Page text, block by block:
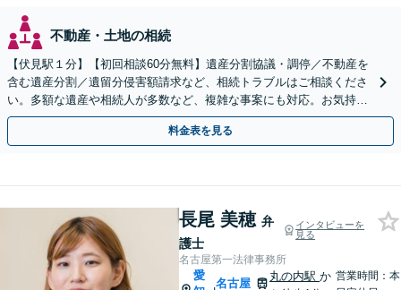
不動産・土地の相続
【伏見駅１分】【初回相談60分無料】遺産分割協議・調停／不動産を
含む遺産分割／遺留分侵害額請求など、相続トラブルはご相談くださ
い。多額な遺産や相続人が多数など、複雑な事案にも対応。お気持ち
やご意向に寄り添いながら、最善の解決を目指します
料金表を見る
長尾 美穂 弁
護士
インタビューを
見る
名古屋第一法律事務所
愛
名古屋
丸の内駅か 営業時間：本